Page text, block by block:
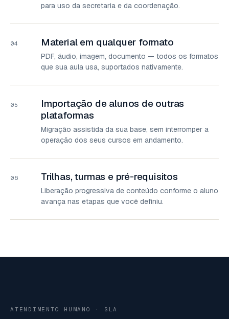
para uso da secretaria e da coordenação.
04 Material em qualquer formato
PDF, áudio, imagem, documento — todos os formatos
que sua aula usa, suportados nativamente.
05
Importação de alunos de outras
plataformas
Migração assistida da sua base, sem interromper a
operação dos seus cursos em andamento.
06 Trilhas, turmas e pré-requisitos
Liberação progressiva de conteúdo conforme o aluno
avança nas etapas que você definiu.
ATENDIMENTO HUMANO · SLA